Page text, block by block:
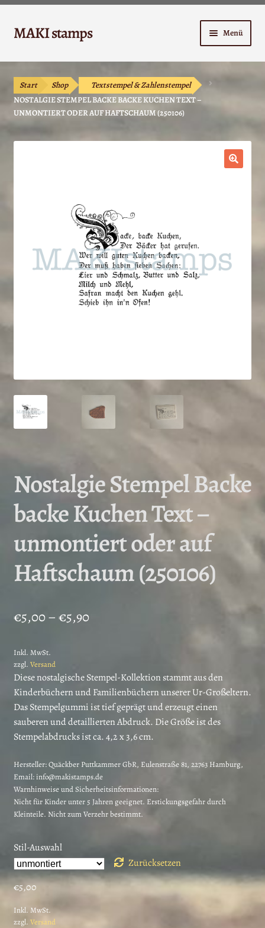
Zur
Navigation
Zum
Inhalt
MAKI stamps Menü
Shop
Warenkorb
Kasse
Start Shop
Textstempel & Zahlenstempel
NOSTALGIE STEMPEL BACKE BACKE KUCHEN TEXT –
UNMONTIERT ODER AUF HAFTSCHAUM (250106)
Nostalgie Stempel Backe
backe Kuchen Text –
unmontiert oder auf
Haftschaum (250106)
€5,00–€5,90Preisspanne:
€5,90
Inkl. MwSt.
zzgl. Versand
Diese nostalgische Stempel-Kollektion stammt aus den
Kinderbüchern und Familienbüchern unserer Ur-Großeltern.
Das Stempelgummi ist tief geprägt und erzeugt einen
sauberen und detaillierten Abdruck. Die Größe ist des
Stempelabdrucks ist ca. 4,2 x 3,6 cm.
Hersteller:Quäckber Puttkammer GbR, Eulenstraße 81, 22763 Hamburg,
Email: info@makistamps.de
Warnhinweise und Sicherheitsinformationen:
Nicht für Kinder unter 5 Jahren geeignet. Erstickungsgefahr durch
Kleinteile. Nicht zum Verzehr bestimmt.
Stil-Auswahl
Zurücksetzen
€5,00
Inkl. MwSt.
zzgl. Versand